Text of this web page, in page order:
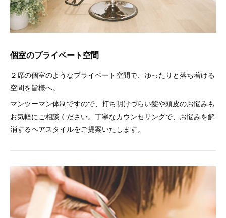
個室のプライベート空間
２席の個室のようなプライベート空間で、ゆったりと落ち着ける
空間を皆様へ。
マンツーマン体制ですので、打ち明けづらい髪や頭皮のお悩みも
お気軽にご相談ください。丁寧なカウンセリングで、お悩みを解
消するヘアスタイルをご提案いたします。